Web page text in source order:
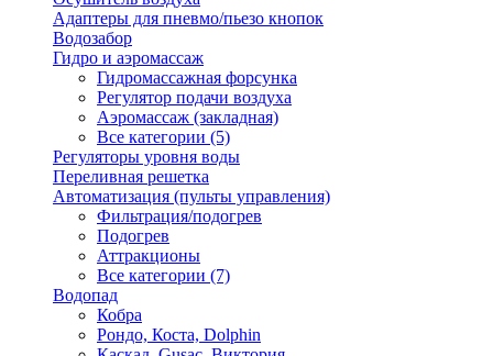
Адаптеры для пневмо/пьезо кнопок
Водозабор
Гидро и аэромассаж
Гидромассажная форсунка
Регулятор подачи воздуха
Аэромассаж (закладная)
Все категории (5)
Регуляторы уровня воды
Переливная решетка
Автоматизация (пульты управления)
Фильтрация/подогрев
Подогрев
Аттракционы
Все категории (7)
Водопад
Кобра
Рондо, Коста, Dolphin